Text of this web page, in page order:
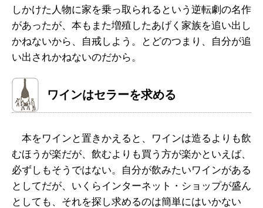
しかけた人物に家を乗っ取られるという逆転劇の名作
があったが、本もまた増殖したあげく家族を追い出し
かねないから、自戒しよう。とどのつまり、自分が追
い出されかねないのだから。
ワインはセラーを求める
本をワインと置きかえると、ワインは造るよりも飲
むほうが楽だが、飲むよりも買う方が楽かといえば、
必ずしもそうではない。自分が飲みたいワインがある
としてだが、いくらインターネット・ショップが盛ん
としても、それを探し求めるのは簡単にはいかない